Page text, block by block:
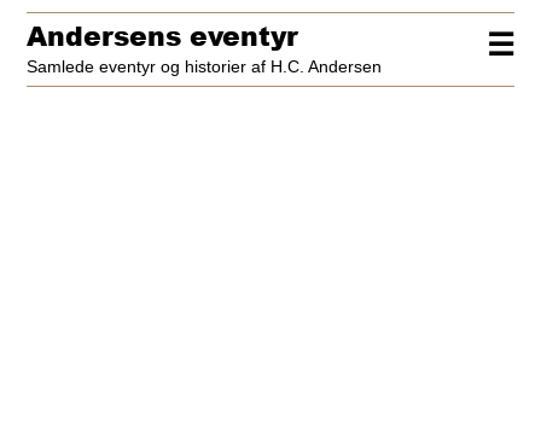
☰
Andersens eventyr
Samlede eventyr og historier af H.C. Andersen